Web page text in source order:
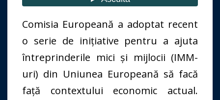
Comisia Europeană a adoptat recent
o serie de inițiative pentru a ajuta
întreprinderile mici și mijlocii (IMM-
uri) din Uniunea Europeană să facă
față contextului economic actual.